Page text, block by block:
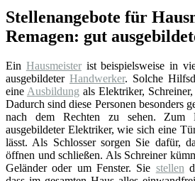
Stellenangebote für
Remagen: gut
Ein Hausmeisterist beispielsweise in
ausgebildeter Handwerker. Solche
eine Ausbildungals Elektriker,
Dadurch sind diese Personen besonders
nach dem Rechten zu sehen. Zum
ausgebildeter Elektriker, wie sich eine
lässt. Als Schlosser sorgen Sie dafür,
öffnen und schließen. Als Schreiner
Geländer oder um Fenster. Sie stellen